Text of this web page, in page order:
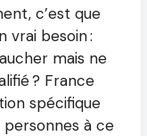
c’est que
vrai besoin :
mais ne
? France
spécifique
à ce